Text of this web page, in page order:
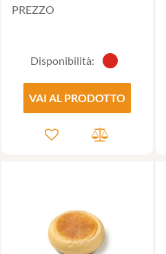
PREZZO
Disponibilità:
VAI AL PRODOTTO